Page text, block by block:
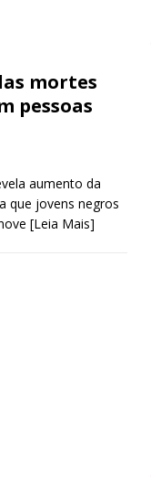
mortes
pessoas
aumento da
que jovens negros
[Leia Mais]